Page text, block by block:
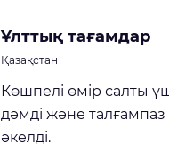
Ұлттық тағамдар
Қазақстан
Көшпелі өмір салты
дәмді және талғампаз
әкелді.